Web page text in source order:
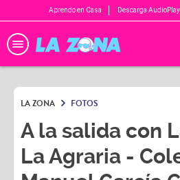
Aprendo en Casa Descarga
LA ZONA FOTOS
A la salida con
La Agraria -